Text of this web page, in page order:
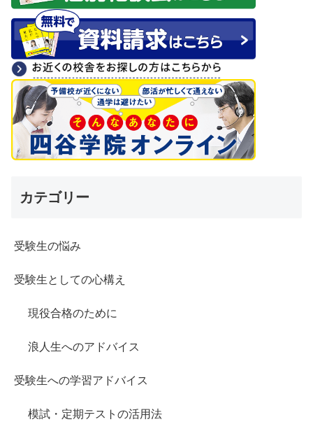
カテゴリー
受験生の悩み
受験生としての心構え
現役合格のために
浪人生へのアドバイス
受験生への学習アドバイス
模試・定期テストの活用法